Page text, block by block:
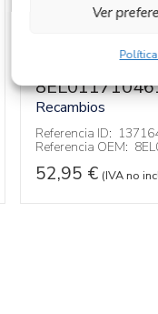
Ver
ALTERNADOR
Recambios
Referencia ID:
Referencia OEM:
52,95 € (IVA no